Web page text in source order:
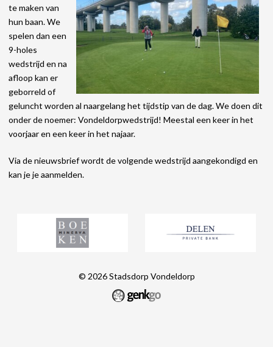
te maken van
hun baan. We
spelen dan een
9-holes
wedstrijd en na
afloop kan er
geborreld of
geluncht worden al naargelang het tijdstip van de dag. We doen dit
onder de noemer: Vondeldorpwedstrijd! Meestal een keer in het
voorjaar en een keer in het najaar.
Via de nieuwsbrief wordt de volgende wedstrijd aangekondigd en
kan je je aanmelden.
© 2026Stadsdorp Vondeldorp